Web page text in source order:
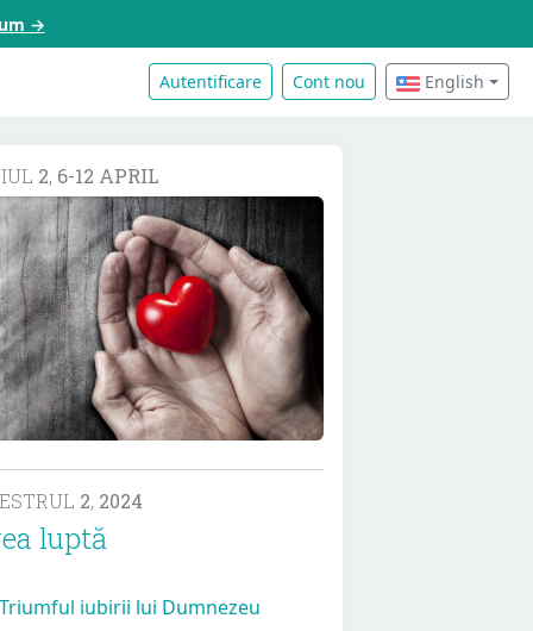
→
Autentificare Cont nou English
2, 6-12 APRIL
2, 2024
luptă
iubirii lui Dumnezeu